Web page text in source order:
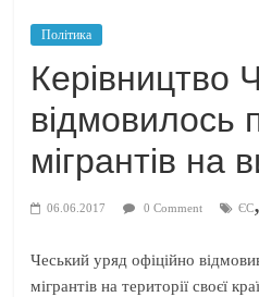
Політика
Керівництво
відмовилось
мігрантів на
06.06.2017 0 Comment ЄС
Чеський уряд офіційно
мігрантів на території своєї